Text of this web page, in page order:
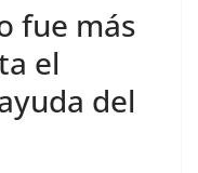
fue más
el
del